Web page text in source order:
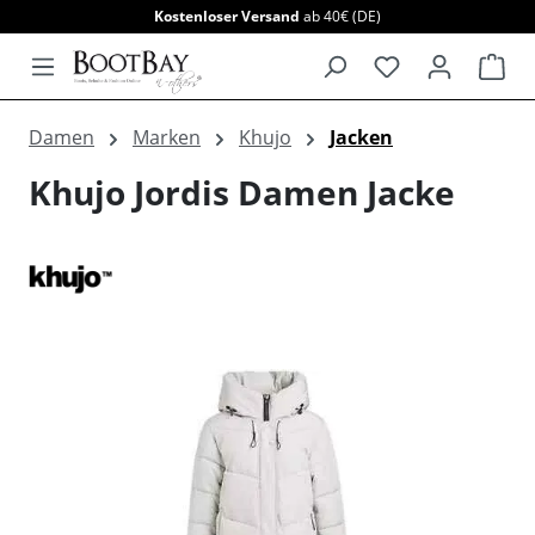
Kostenloser Versand ab 40€ (DE)
Damen Marken Khujo Jacken
Khujo Jordis Damen Jacke
Bildergalerie überspringen